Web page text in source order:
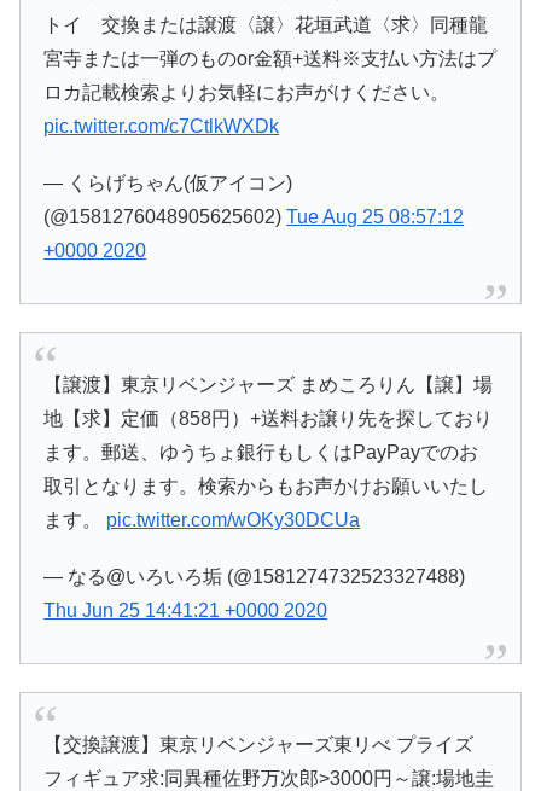
トイ 交換または譲渡〈譲〉花垣武道〈求〉同種龍
宮寺または一弾のものor金額+送料※支払い方法はプ
ロカ記載検索よりお気軽にお声がけください。
pic.twitter.com/c7CtlkWXDk
— くらげちゃん(仮アイコン)
(@1581276048905625602)Tue Aug 25 08:57:12
+0000 2020
【譲渡】東京リベンジャーズ まめころりん【譲】場
地【求】定価（858円）+送料お譲り先を探しており
ます。郵送、ゆうちょ銀行もしくはPayPayでのお
取引となります。検索からもお声かけお願いいたし
ます。 pic.twitter.com/wOKy30DCUa
— なる@いろいろ垢 (@1581274732523327488)
Thu Jun 25 14:41:21 +0000 2020
【交換譲渡】東京リベンジャーズ東リべ プライズ
フィギュア求:同異種佐野万次郎>3000円～譲:場地圭